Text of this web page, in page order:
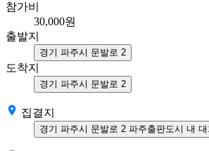
참가비
30,000원
출발지
경기 파주시 문발로 2
도착지
경기 파주시 문발로 2
집결지
경기 파주시 문발로 2 파주출판도시 내